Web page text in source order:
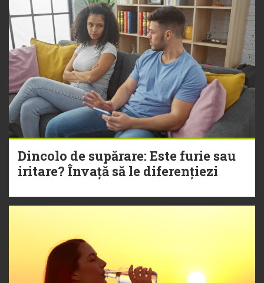
Dincolo de supărare: Este furie sau
iritare? Învață să le diferențiezi